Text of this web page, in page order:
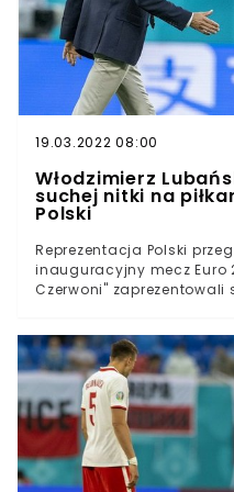
pierwszym meczu na Euro
pozostać wielki niesmak.
Arnautovicia, który
powiedział i aż trudno w
19.03.2022 08:00
Włodzimierz
suchej nitki na
Polski
Reprezentacja Polski
inauguracyjny mecz Euro
Czerwoni" zaprezentowali
Lubański. Nasz
do gry Roberta
gadaniem, że jest
Polski przegrała ze
niemal w każdym
Lubański był zaskoczony
zespołuMieliśmy nadzieję,
powtórka z rozrywki i tym